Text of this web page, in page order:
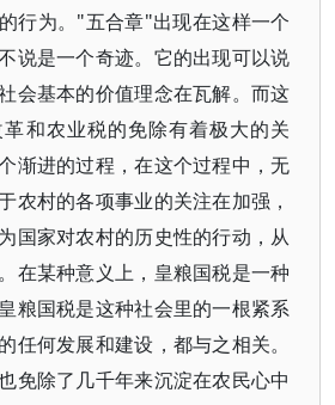
行为。"五合章"出现在这样一个
说是一个奇迹。它的出现可以说
会基本的价值理念在瓦解。而这
和农业税的免除有着极大的关
渐进的过程，在这个过程中，无
农村的各项事业的关注在加强，
国家对农村的历史性的行动，从
在某种意义上，皇粮国税是一种
粮国税是这种社会里的一根紧系
任何发展和建设，都与之相关。
免除了几千年来沉淀在农民心中